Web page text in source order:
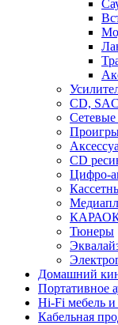
CD,
Сетевые
CD
Цифро-
Тюнеры
Домашний
Портативное
Hi-Fi мебель и
Кабельная